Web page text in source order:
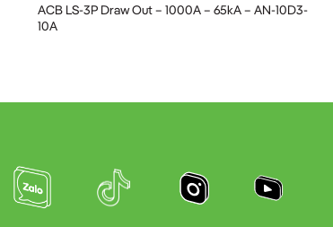
ACB LS-3P Draw Out – 1000A – 65kA – AN-10D3-
10A